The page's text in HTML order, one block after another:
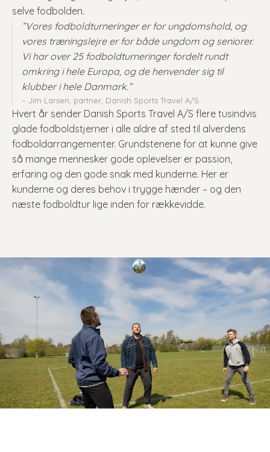
selve fodbolden.
”Vores fodboldturneringer er for ungdomshold, og
vores træningslejre er for både ungdom og seniorer.
Vi har over 25 fodboldturneringer fordelt rundt
omkring i hele Europa, og de henvender sig til
klubber i hele Danmark.”
– Jim Larsen, partner, Danish Sports Travel A/S
Hvert år sender Danish Sports Travel A/S flere tusindvis
glade fodboldstjerner i alle aldre af sted til alverdens
fodboldarrangementer. Grundstenene for at kunne give
så mange mennesker gode oplevelser er passion,
erfaring og den gode snak med kunderne. Her er
kunderne og deres behov i trygge hænder – og den
næste fodboldtur lige inden for rækkevidde.